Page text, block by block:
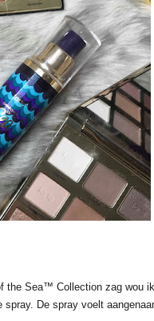
the Sea™ Collection zag wou
De spray voelt